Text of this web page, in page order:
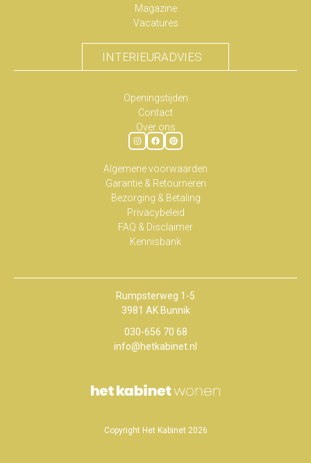
Magazine
Vacatures
INTERIEURADVIES
Openingstijden
Contact
Over ons
Algemene voorwaarden
Garantie & Retourneren
Bezorging & Betaling
Privacybeleid
FAQ & Disclaimer
Kennisbank
Rumpsterweg 1-5
3981 AK Bunnik
030-656 70 68
info@hetkabinet.nl
Copyright Het Kabinet 2026